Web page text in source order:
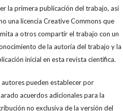
la primera publicación del trabajo, así
una licencia Creative Commons que
a otros compartir el trabajo con un
de la autoría del trabajo y la
inicial en esta revista científica.
autores pueden establecer por
acuerdos adicionales para la
no exclusiva de la versión del